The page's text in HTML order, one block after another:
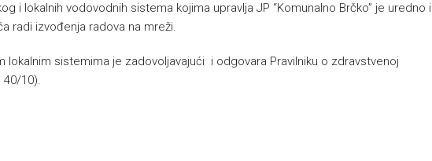
i lokalnih vodovodnih sistema kojima upravlja JP “Komunalno Brčko” je uredno i
radi izvođenja radova na mreži.
lokalnim sistemima je zadovoljavajući i odgovara Pravilniku o zdravstvenoj
40/10).